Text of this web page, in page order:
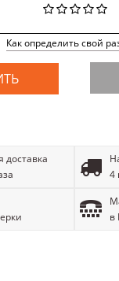
Как определить свой
доставка
4
в